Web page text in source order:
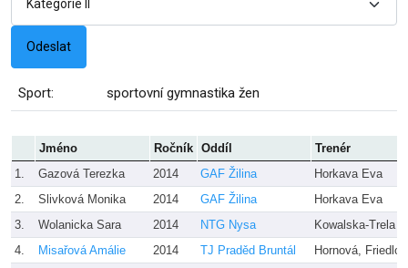
Sport: sportovní gymnastika žen
Jméno Ročník Oddíl
Trenér
1.
Gazová Terezka 2014 GAF Žilina
Horkava Eva
2.
Slivková Monika 2014 GAF Žilina
Horkava Eva
3.
Wolanicka Sara 2014 NTG Nysa
Kowalska-Trela
4.
Misařová Amálie 2014 TJ Praděd Bruntál
Hornová,